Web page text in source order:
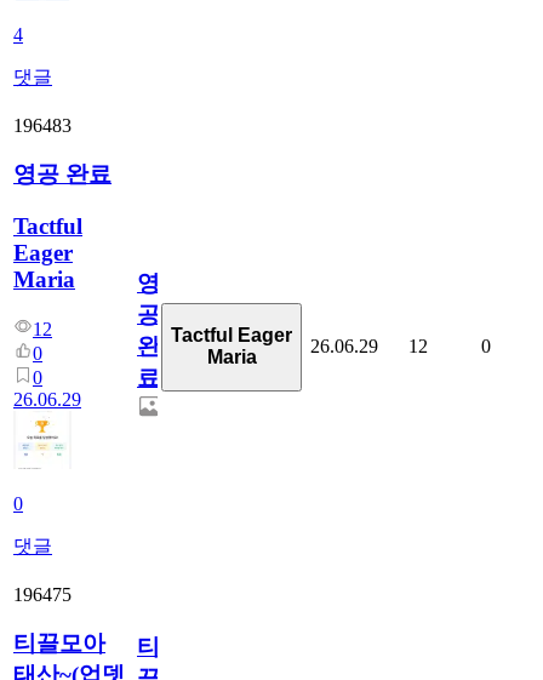
4
댓글
196483
영공 완료
Tactful
Eager
Maria
12
0
0
26.06.29
0
댓글
영
공
완
료
Tactful Eager
Maria
26.06.29 12 0
196475
티끌모아
태산~(업뎃
티